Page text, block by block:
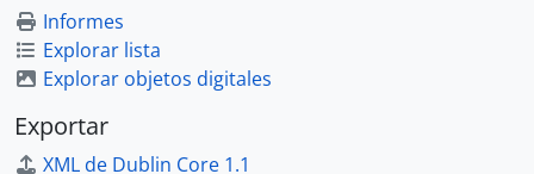
Informes
Explorar lista
Explorar objetos digitales
Exportar
XML de Dublin Core 1.1